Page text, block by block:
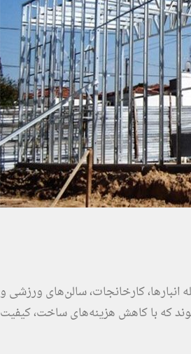
کارخانجات، سالن‌های ورزشی و
که با کاهش هزینه‌های ساخت، کیفیت